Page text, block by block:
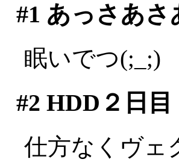
#1 あっさあさ
眠いでつ(;_;)
#2 HDD２日目
仕方なくヴェ